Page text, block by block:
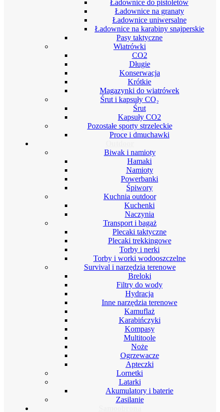
Ładownice do pistoletów
Ładownice na granaty
Ładownice uniwersalne
Ładownice na karabiny snajperskie
Pasy taktyczne
Wiatrówki
CO2
Długie
Konserwacja
Krótkie
Magazynki do wiatrówek
Śrut i kapsuły CO₂
Śrut
Kapsuły CO2
Pozostałe sporty strzeleckie
Proce i dmuchawki
Biwak i namioty
Hamaki
Namioty
Powerbanki
Śpiwory
Kuchnia outdoor
Kuchenki
Naczynia
Transport i bagaż
Plecaki taktyczne
Plecaki trekkingowe
Torby i nerki
Torby i worki wodooszczelne
Survival i narzędzia terenowe
Breloki
Filtry do wody
Hydracja
Inne narzędzia terenowe
Kamuflaż
Karabińczyki
Kompasy
Multitoole
Noże
Ogrzewacze
Apteczki
Lornetki
Latarki
Akumulatory i baterie
Zasilanie